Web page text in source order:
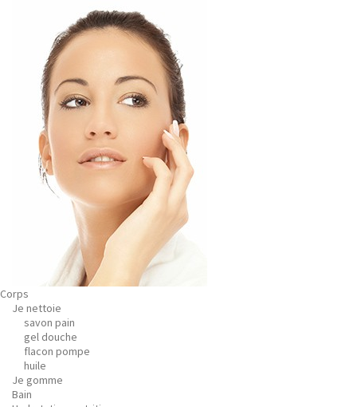
Corps
Je nettoie
savon pain
gel douche
flacon pompe
huile
Je gomme
Bain